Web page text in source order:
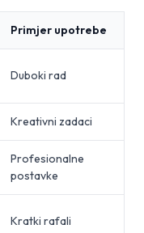
Primjer upotrebe
Duboki rad
Kreativni zadaci
Profesionalne
postavke
Kratki rafali